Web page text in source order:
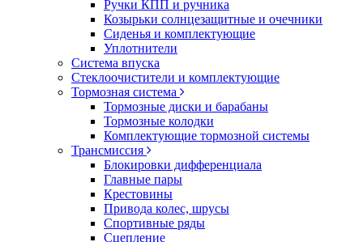
Ручки КПП и ручника
Козырьки солнцезащитные и очечники
Сиденья и комплектующие
Уплотнители
Система впуска
Стеклоочистители и комплектующие
Тормозная система
Тормозные диски и барабаны
Тормозные колодки
Комплектующие тормозной системы
Трансмиссия
Блокировки дифференциала
Главные пары
Крестовины
Привода колес, шрусы
Спортивные ряды
Сцепление